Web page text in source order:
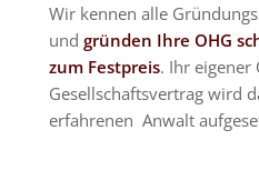
Wir kennen alle
undgründen Ihre OHG
zum Festpreis. Ihr eigener
Gesellschaftsvertrag wird
erfahrenen Anwalt